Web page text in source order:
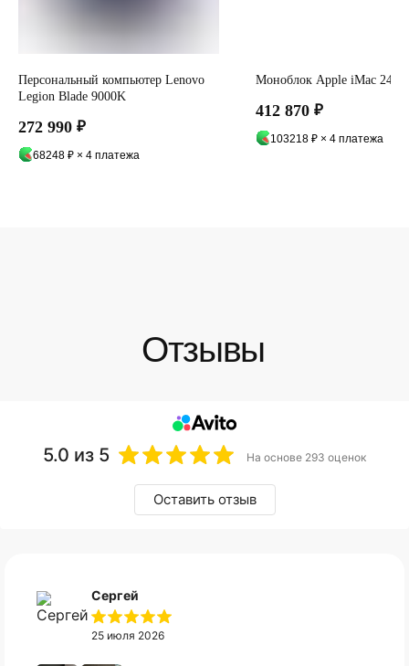
Персональный компьютер Lenovo
Legion Blade 9000K
272 990 ₽
68248 ₽ × 4 платежа
Моноблок Apple iMac 24
412 870 ₽
103218 ₽ × 4 платежа
5.0 из 5 На основе 293 оценок
Оставить отзыв
Сергей
25 июля 2026